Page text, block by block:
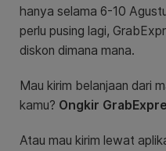
hanya selama 6-10
perlu pusing lagi,
diskon dimana mana.
Mau kirim belanjaan dari
kamu? Ongkir
Atau mau kirim lewat